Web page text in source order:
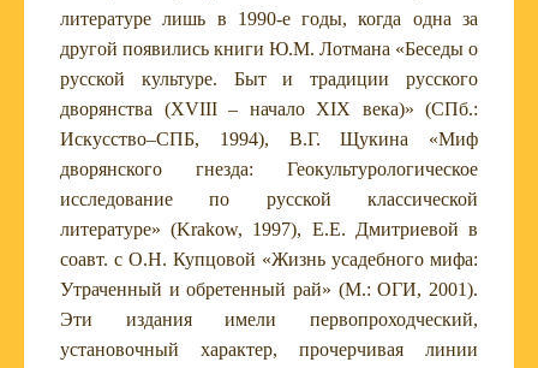
литературе лишь в 1990-е годы, когда одна за
другой появились книги Ю.М. Лотмана «Беседы о
русской культуре. Быт и традиции русского
дворянства (XVIII – начало XIX века)» (СПб.:
Искусство–СПБ, 1994), В.Г. Щукина «Миф
дворянского гнезда: Геокультурологическое
исследование по русской классической
литературе» (Krakow, 1997), Е.Е. Дмитриевой в
соавт. с О.Н. Купцовой «Жизнь усадебного мифа:
Утраченный и обретенный рай» (М.: ОГИ, 2001).
Эти издания имели первопроходческий,
установочный характер, прочерчивая линии